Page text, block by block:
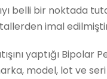
belli bir noktada
imal
yaptığı Bipolar
model, lot ve seri